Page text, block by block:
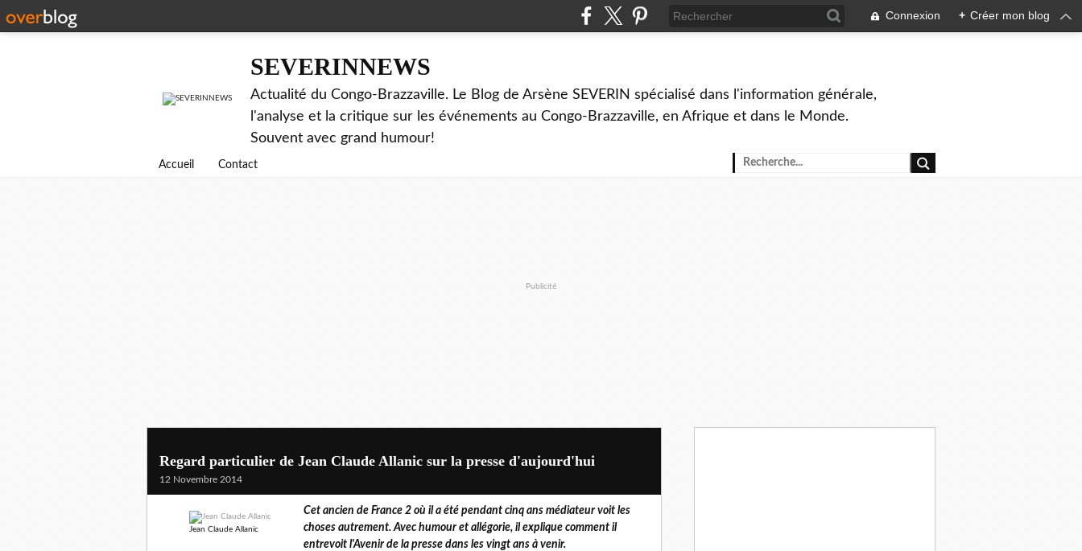
Connexion + Créer mon blog
SEVERINNEWS
Actualité du Congo-Brazzaville. Le Blog de Arsène SEVERIN spécialisé dans l'information générale,
l'analyse et la critique sur les événements au Congo-Brazzaville, en Afrique et dans le Monde.
Souvent avec grand humour!
Accueil Contact
Publicité
Regard particulier de Jean Claude Allanic sur la presse d'aujourd'hui
12 Novembre 2014
Jean Claude Allanic
Cet ancien de France 2 où il a été pendant cinq ans médiateur voit les
choses autrement. Avec humour et allégorie, il explique comment il
entrevoit l'Avenir de la presse dans les vingt ans à venir.